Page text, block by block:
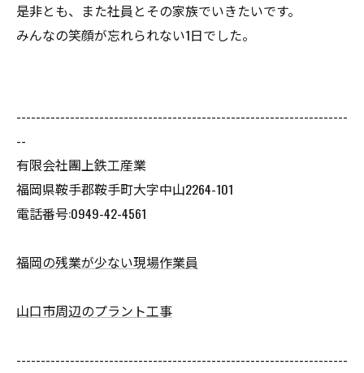
是非とも、また社員とその家族でいきたいです。
みんなの笑顔が忘れられない1日でした。
--------------------------------------------------------------------
--
有限会社團上鉄工産業
福岡県鞍手郡鞍手町大字中山2264-101
電話番号:0949-42-4561
福岡の残業が少ない現場作業員
山口市周辺のプラント工事
--------------------------------------------------------------------